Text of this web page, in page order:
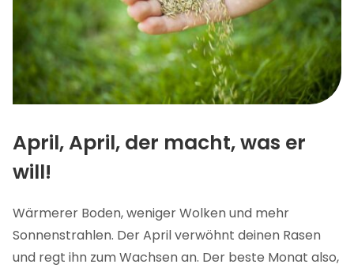
April, April, der macht, was er
will!
Wärmerer Boden, weniger Wolken und mehr
Sonnenstrahlen. Der April verwöhnt deinen Rasen
und regt ihn zum Wachsen an. Der beste Monat also,